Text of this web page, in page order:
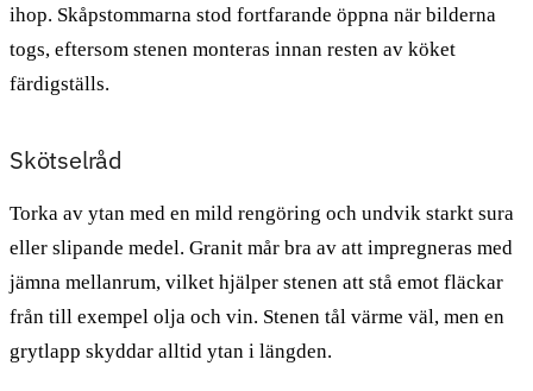
ihop. Skåpstommarna stod fortfarande öppna när bilderna
togs, eftersom stenen monteras innan resten av köket
färdigställs.
Skötselråd
Torka av ytan med en mild rengöring och undvik starkt sura
eller slipande medel. Granit mår bra av att impregneras med
jämna mellanrum, vilket hjälper stenen att stå emot fläckar
från till exempel olja och vin. Stenen tål värme väl, men en
grytlapp skyddar alltid ytan i längden.